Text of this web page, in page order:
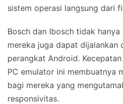
sistem operasi langsung dari
Bosch dan Ibosch tidak
mereka juga dapat dijalankan
perangkat Android.
PC emulator ini membuatnya
bagi mereka yang
responsivitas.